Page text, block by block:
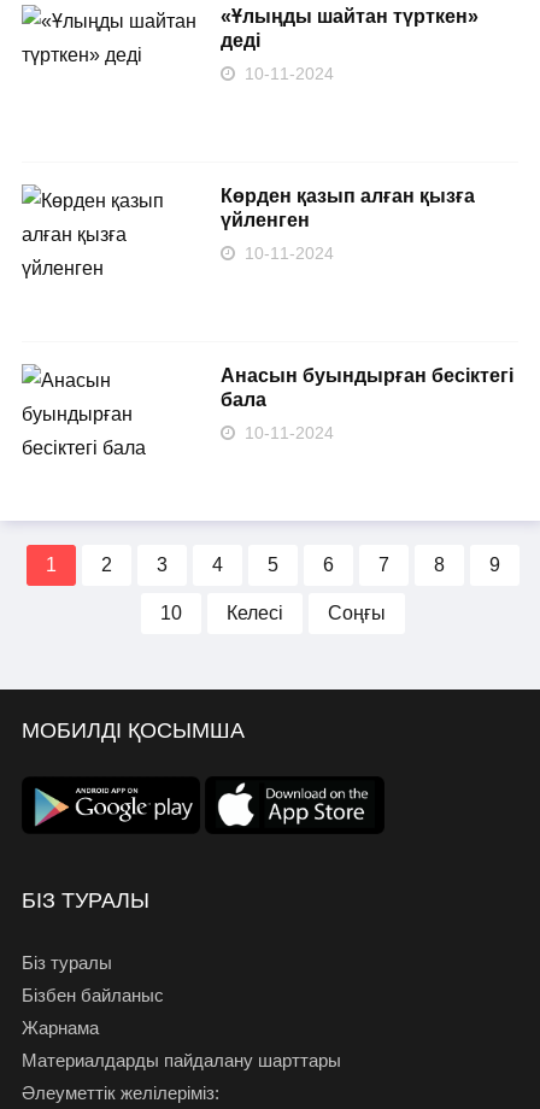
«Ұлыңды шайтан түрткен»
деді
10-11-2024
Көрден қазып алған қызға
үйленген
10-11-2024
Анасын буындырған бесіктегі
бала
10-11-2024
1 2 3 4 5 6 7 8 9
10 Келесі Соңғы
МОБИЛДІ ҚОСЫМША
БІЗ ТУРАЛЫ
Біз туралы
Бізбен байланыс
Жарнама
Материалдарды пайдалану шарттары
Әлеуметтік желілеріміз: